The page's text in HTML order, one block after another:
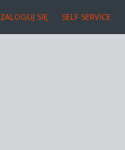
ZALOGUJ SIĘ SELF SERVICE